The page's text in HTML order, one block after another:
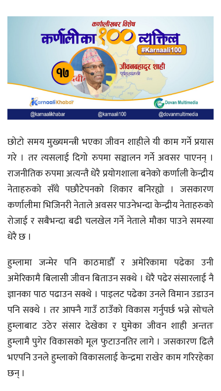
छोटो समय मुख्यमन्त्री भएका जीवन शाहीले यी काम गर्ने प्रयास
गरे । तर त्यसलाई दिगो रुपमा सञ्चालन गर्ने अवसर पाएनन् ।
राजनीतिक रुपमा अत्यन्तै धेरै प्रयोगशाला बनेको कर्णाली केन्द्रीय
नेताहरुको सँधै पछौटेपनको शिकार बनिरह्यो । जसकारण
कर्णालीमा भिजिनरी नेताले अवसर पाउनेभन्दा केन्द्रीय नेताहरुको
रोजाई र सबैभन्दा बढी चलखेल गर्ने नेताले मौका पाउने समस्या
धेरै छ ।
हुम्लामा जन्मेर पनि काठमाडौँ र अमेरिकामा पढेका उनी
अमेरिकामै बिलासी जीवन बिताउन सक्थे । धेरै पढेर संसारलाई नै
ज्ञानका पाठ पढाउन सक्थे । पाइलट पढेका उनले विमान उडाउन
पनि सक्थे । तर आफ्नै गाउँ ठाउँको विकास गर्नुपर्छ भन्ने सोचले
हुम्लाबाट उठेर संसार देखेका र घुमेका जीवन शाही अन्ततः
हुम्लामै पुगेर विकासको मूल फुटाउनतिर लागे । जसकारण ढिलै
भएपनि उनले हुम्लाको विकासलाई केन्द्रमा राखेर काम गरिरहेका
छन् ।